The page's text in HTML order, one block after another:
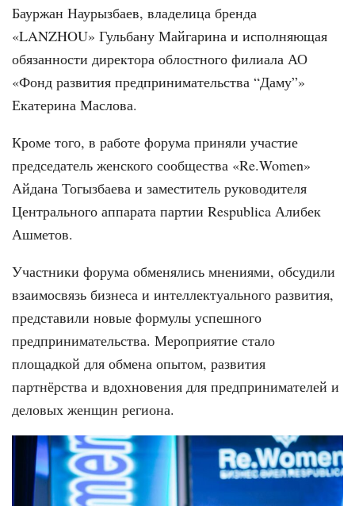
Бауржан Наурызбаев, владелица бренда
«LANZHOU» Гульбану Майгарина и исполняющая
обязанности директора облостного филиала АО
«Фонд развития предпринимательства “Даму”»
Екатерина Маслова.
Кроме того, в работе форума приняли участие
председатель женского сообщества «Re.Women»
Айдана Тогызбаева и заместитель руководителя
Центрального аппарата партии Respublica Алибек
Ашметов.
Участники форума обменялись мнениями, обсудили
взаимосвязь бизнеса и интеллектуального развития,
представили новые формулы успешного
предпринимательства. Мероприятие стало
площадкой для обмена опытом, развития
партнёрства и вдохновения для предпринимателей и
деловых женщин региона.